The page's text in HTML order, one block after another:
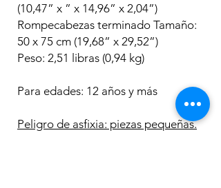
(10,47” x ” x 14,96” x 2,04”)
Rompecabezas terminado Tamaño:
50 x 75 cm (19,68” x 29,52”)
Peso: 2,51 libras (0,94 kg)
Para edades: 12 años y más
Peligro de asfixia: piezas pequeñas.